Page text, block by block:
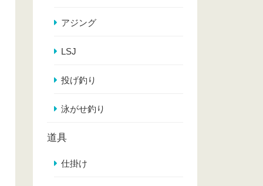
アジング
LSJ
投げ釣り
泳がせ釣り
道具
仕掛け